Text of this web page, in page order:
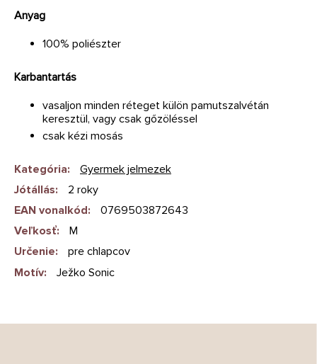
Anyag
100% poliészter
Karbantartás
vasaljon minden réteget külön pamutszalvétán
keresztül, vagy csak gőzöléssel
csak kézi mosás
Kategória:
Gyermek jelmezek
Jótállás:
2 roky
EAN vonalkód:
0769503872643
Veľkosť:
M
Určenie:
pre chlapcov
Motív: Ježko Sonic